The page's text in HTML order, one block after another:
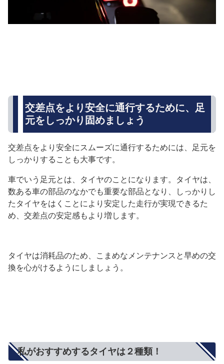
交差点をより安全に通行するために、足
元をしっかり固めましょう
交差点をより安全にスムーズに通行するためには、足元を
しっかりすることも大事です。
車でいう足元とは、タイヤのことになります。タイヤは、
数ある車の部品のなかでも重要な部品となり、しっかりし
たタイヤをはくことにより安定した走行が実現できるた
め、交差点の安定感もより増します。
タイヤは消耗品のため、こまめなメンテナンスと早めの交
換を心がけるようにしましょう。
私がおすすめするタイヤは２種類！